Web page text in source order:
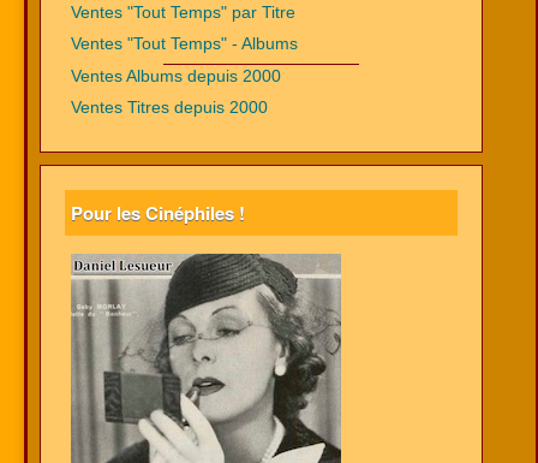
Ventes "Tout Temps" par Titre
Ventes "Tout Temps" - Albums
Ventes Albums depuis 2000
Ventes Titres depuis 2000
Pour les Cinéphiles !